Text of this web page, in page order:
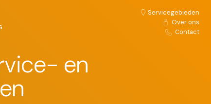
Servicegebieden
Over ons
Contact
en